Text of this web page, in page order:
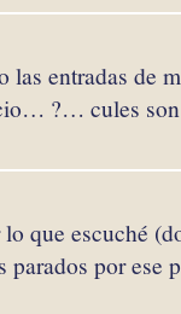
las entradas de
?… cules
que escuché
parados por ese